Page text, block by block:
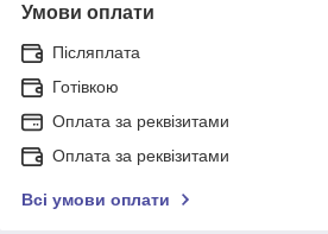
Умови оплати
Післяплата
Готівкою
Оплата за реквізитами
Оплата за реквізитами
Всі умови оплати